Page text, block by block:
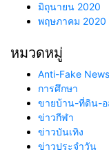
มิถุนายน 2020
พฤษภาคม 2020
หมวดหมู่
Anti-Fake News
การศึกษา
ขายบ้าน-ที่ดิน-อ
ข่าวกีฬา
ข่าวบันเทิง
ข่าวประจำวัน